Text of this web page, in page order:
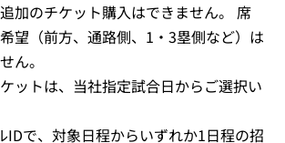
加のチケット購入はできません。 席
望（前方、通路側、1・3塁側など）は
ん。
ットは、当社指定試合日からご選択い
IDで、対象日程からいずれか1日程の招